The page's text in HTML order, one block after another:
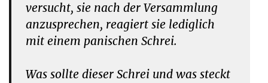
versucht, sie nach der Versammlung
anzusprechen, reagiert sie lediglich
mit einem panischen Schrei.
Was sollte dieser Schrei und was steckt